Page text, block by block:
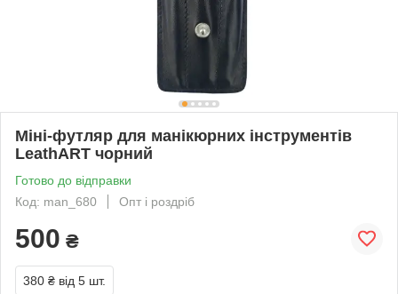
Міні-футляр для манікюрних інструментів
LeathART чорний
Готово до відправки
Код: man_680
Опт і роздріб
500 ₴
380 ₴ від 5 шт.